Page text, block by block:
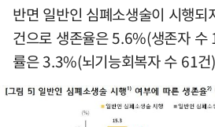
반면 일반인 심폐소생술이 시행
건으로 생존율은 5.6%(생존자 수
률은 3.3%(뇌기능회복자 수 61건